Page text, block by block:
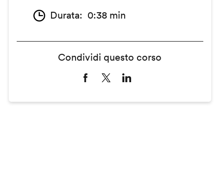
Durata 0:38 min
Condividi questo corso